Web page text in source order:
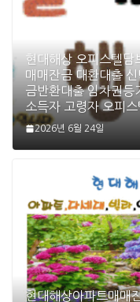
현대해상 오피스텔
매매잔금 대환대출
금반환대출 임차권등
소득자 고령자 오피
2026년 6월 24일
현대해상아파트매매